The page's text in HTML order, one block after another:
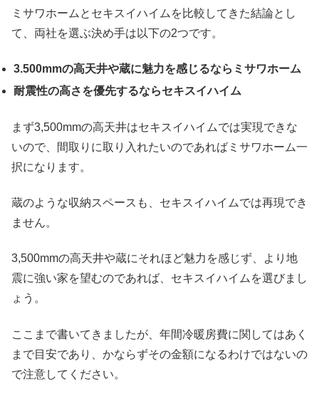
ミサワホームとセキスイハイムを比較してきた結論とし
て、両社を選ぶ決め手は以下の2つです。
3.500mmの高天井や蔵に魅力を感じるならミサワホーム
耐震性の高さを優先するならセキスイハイム
まず3,500mmの高天井はセキスイハイムでは実現できな
いので、間取りに取り入れたいのであればミサワホーム一
択になります。
蔵のような収納スペースも、セキスイハイムでは再現でき
ません。
3,500mmの高天井や蔵にそれほど魅力を感じず、より地
震に強い家を望むのであれば、セキスイハイムを選びまし
ょう。
ここまで書いてきましたが、年間冷暖房費に関してはあく
まで目安であり、かならずその金額になるわけではないの
で注意してください。